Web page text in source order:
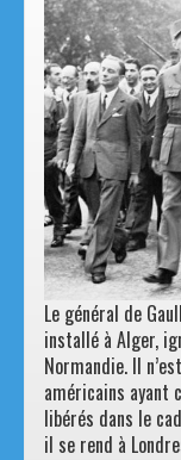
Le général de
installé à Alger,
Normandie. Il
américains ayant
libérés dans le
il se rend à